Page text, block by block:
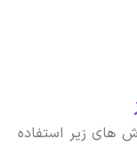
های زیر استفاده